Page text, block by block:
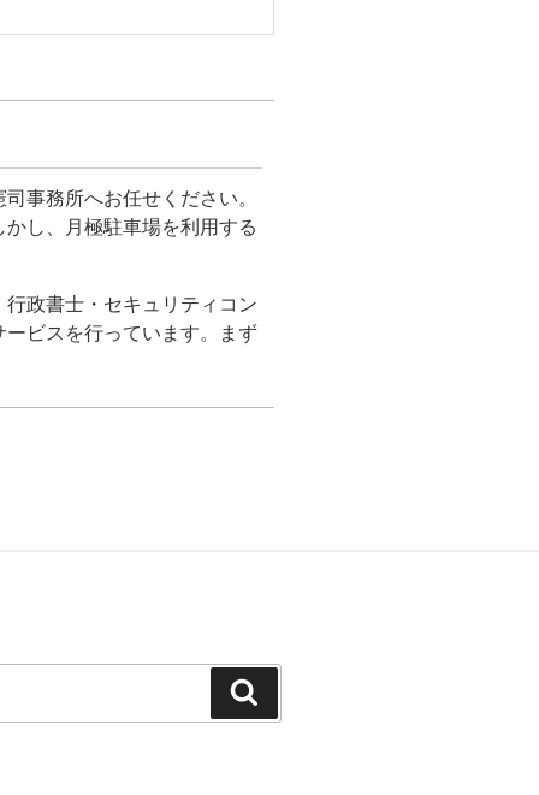
事務所へお任せください。
し、月極駐車場を利用する
政書士・セキュリティコン
ビスを行っています。まず
索